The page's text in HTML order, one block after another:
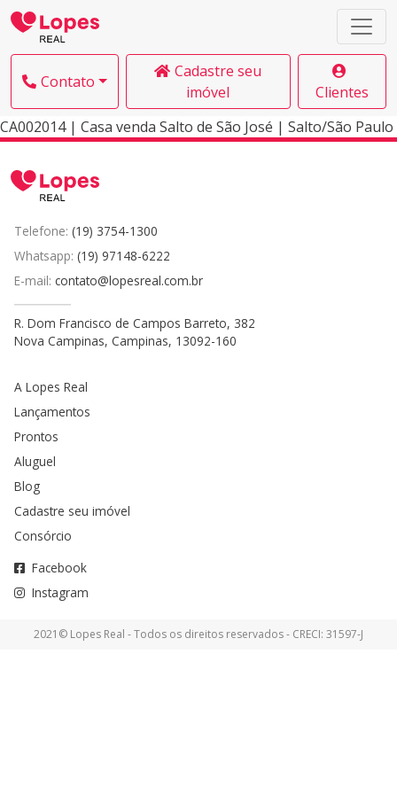
Contato
Cadastre seu
imóvel
Clientes
CA002014 | Casa venda Salto de São José | Salto/São Paulo
Telefone: (19) 3754-1300
Whatsapp: (19) 97148-6222
E-mail: contato@lopesreal.com.br
R. Dom Francisco de Campos Barreto, 382
Nova Campinas, Campinas, 13092-160
A Lopes Real
Lançamentos
Prontos
Aluguel
Blog
Cadastre seu imóvel
Consórcio
Facebook
Instagram
2021© Lopes Real - Todos os direitos reservados - CRECI: 31597-J